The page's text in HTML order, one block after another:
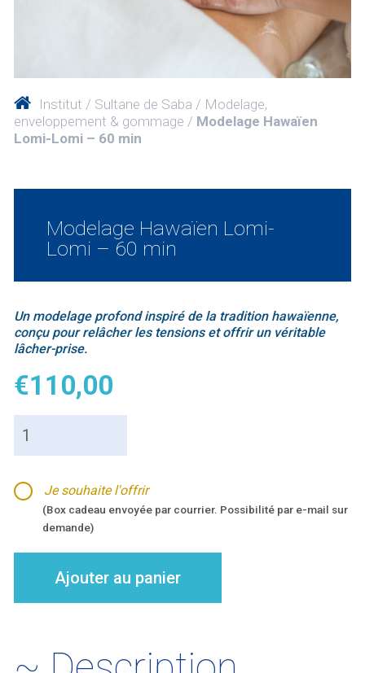
Institut Sultane de Saba
Modelage,
enveloppement & gommage
Modelage Hawaïen
Lomi-Lomi – 60 min
Modelage Hawaïen Lomi-
Lomi – 60 min
Un modelage profond inspiré de la tradition hawaïenne,
conçu pour relâcher les tensions et offrir un véritable
lâcher-prise.
€110,00
de
Modelage
Lomi-
Lomi
60
Ajouter au panier
Je souhaite l'offrir
(Box cadeau envoyée par courrier. Possibilité par e-mail sur
demande)